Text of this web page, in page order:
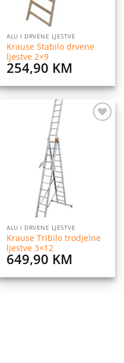
ALU I DRVENE LJESTVE
Krause Stabilo drvene
ljestve 2×9
254,90 KM
ALU I DRVENE LJESTVE
Krause Tribilo trodjelne
ljestve 3×12
649,90 KM